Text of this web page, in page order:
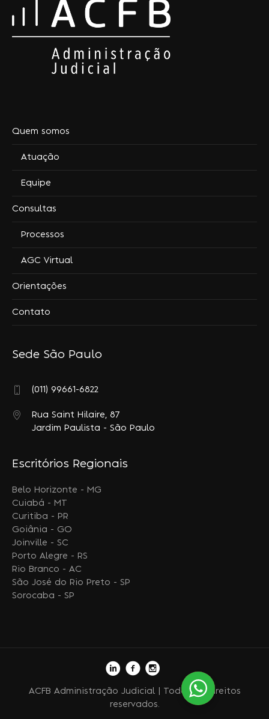
Quem somos
Atuação
Equipe
Consultas
Processos
AGC Virtual
Orientações
Contato
Sede São Paulo
(011) 99661-6822
Rua Saint Hilaire, 87
Jardim Paulista - São Paulo
Escritórios Regionais
Belo Horizonte - MG
Cuiabá - MT
Curitiba - PR
Goiânia - GO
Joinville - SC
Porto Alegre - RS
Rio Branco - AC
São José do Rio Preto - SP
Sorocaba - SP
ACFB Administração Judicial | Todos os direitos
reservados.